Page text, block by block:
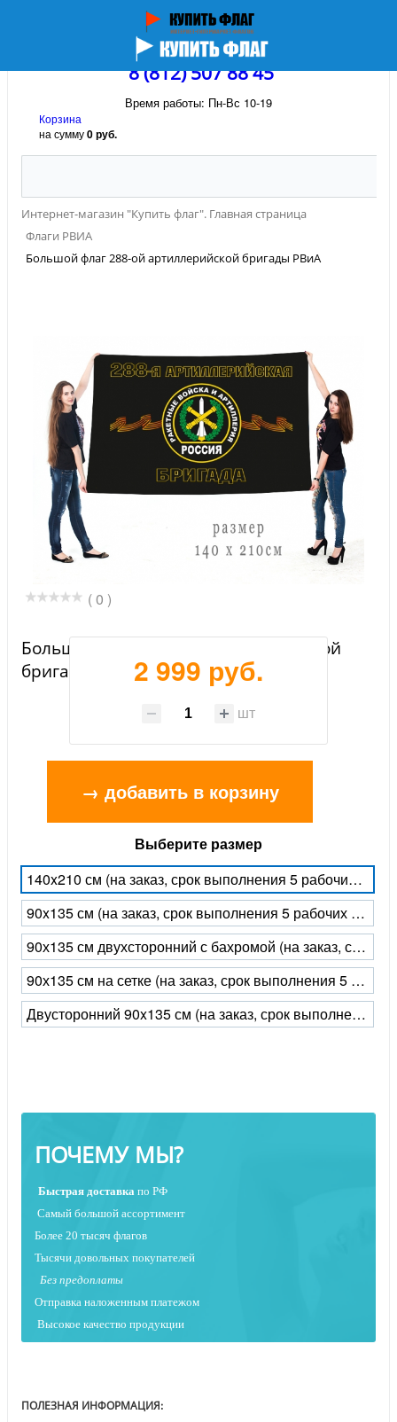
8 (812) 507 88 45
Время работы: Пн-Вс 10-19
Корзина
на сумму0 руб.
Интернет-магазин "Купить флаг". Главная страница
Флаги РВИА
Большой флаг 288-ой артиллерийской бригады РВиА
( 0 )
Большой флаг 288-ой артиллерийской
бригады РВиА2 999 руб.
шт
→ добавить в корзину
Выберите размер
140x210 см (на заказ, срок выполнения 5 рабочих дней)
90x135 см (на заказ, срок выполнения 5 рабочих дней)
90х135 см двухсторонний с бахромой (на заказ, срок выполнения 5 рабочих дней)
90х135 см на сетке (на заказ, срок выполнения 5 рабочих дней)
Двусторонний 90x135 см (на заказ, срок выполнения 5 рабочих дней)
ПОЧЕМУ МЫ?
Быстрая доставка по РФ
Самый большой ассортимент
Более 20 тысяч флагов
Тысячи довольных покупателей
Без предоплаты
Отправка наложенным платежом
Высокое качество продукции
ПОЛЕЗНАЯ ИНФОРМАЦИЯ: